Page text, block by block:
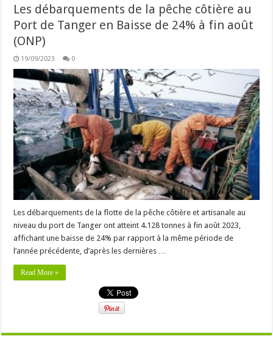
Les débarquements de la pêche côtière au
Port de Tanger en Baisse de 24% à fin août
(ONP)
19/09/2023 0
Les débarquements de la flotte de la pêche côtière et artisanale au
niveau du port de Tanger ont atteint 4.128 tonnes à fin août 2023,
affichant une baisse de 24% par rapport à la même période de
l’année précédente, d’après les dernières …
Read More »